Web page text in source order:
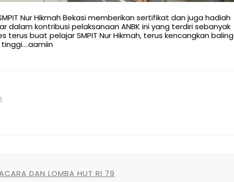
Nur Hikmah Bekasi memberikan sertifikat dan juga hadiah
dalam kontribusi pelaksanaan ANBK ini yang terdiri sebanyak
terus buat pelajar SMPIT Nur Hikmah, terus kencangkan baling
DAN LOMBA HUT RI 79